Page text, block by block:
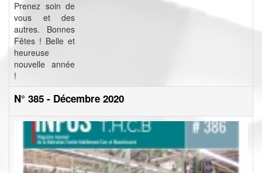
Prenez soin de
vous et des
autres. Bonnes
Fêtes ! Belle et
heureuse
nouvelle année
!
N° 385 - Décembre 2020